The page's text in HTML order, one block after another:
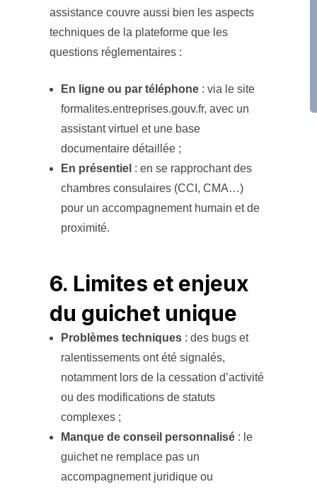
assistance couvre aussi bien les aspects
techniques de la plateforme que les
questions réglementaires :
En ligne ou par téléphone : via le site
formalites.entreprises.gouv.fr, avec un
assistant virtuel et une base
documentaire détaillée ;
En présentiel : en se rapprochant des
chambres consulaires (CCI, CMA…)
pour un accompagnement humain et de
proximité.
6. Limites et enjeux
du guichet unique
Problèmes techniques : des bugs et
ralentissements ont été signalés,
notamment lors de la cessation d’activité
ou des modifications de statuts
complexes ;
Manque de conseil personnalisé : le
guichet ne remplace pas un
accompagnement juridique ou